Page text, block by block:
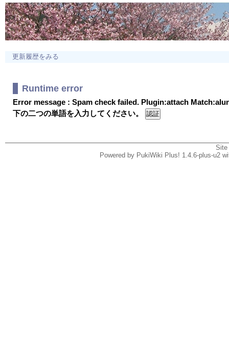
更新履歴をみる
Runtime error
Error message : Spam check failed. Plugin:attach
下の二つの単語を入力してください。
Powered by PukiWiki Plus! 1.4.6-plus-u2